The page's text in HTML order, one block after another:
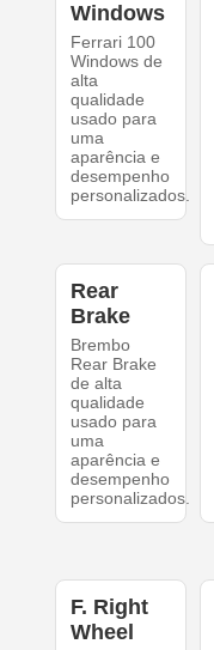
Windows
Ferrari 100
Windows de
alta
qualidade
usado para
uma
aparência e
desempenho
personalizados.
Rear
Brake
Brembo
Rear Brake
de alta
qualidade
usado para
uma
aparência e
desempenho
personalizados.
F. Right
Wheel